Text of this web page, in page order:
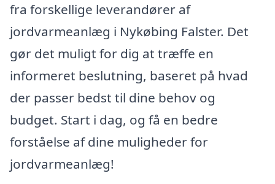
fra forskellige leverandører af
jordvarmeanlæg i Nykøbing Falster. Det
gør det muligt for dig at træffe en
informeret beslutning, baseret på hvad
der passer bedst til dine behov og
budget. Start i dag, og få en bedre
forståelse af dine muligheder for
jordvarmeanlæg!